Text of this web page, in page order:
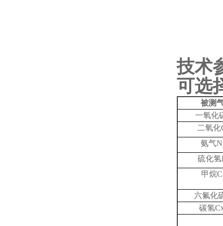
技术
可选
被测
一氧化
二氧化
氨气
硫化氢
甲烷
六氟化
碳氢